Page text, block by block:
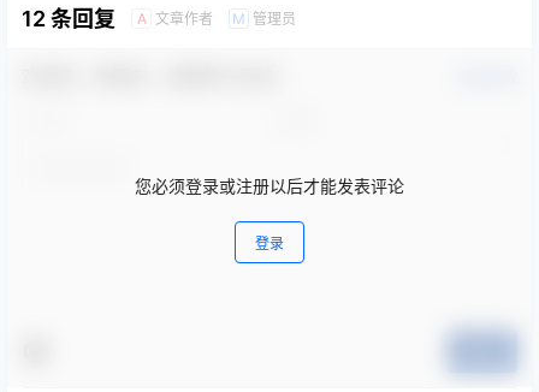
12 条回复 A 文章作者 M 管理员
您必须登录或注册以后才能发表评论
登录